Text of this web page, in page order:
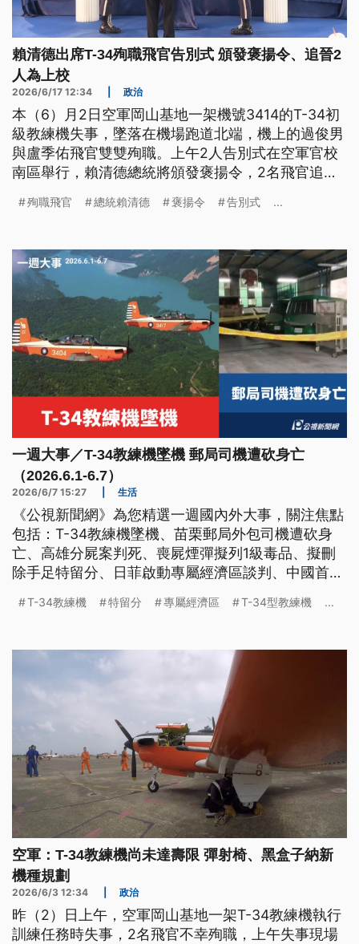
賴清德出席T-34殉職飛官告別式 頒發褒揚令、追晉2
人為上校
2026/6/17 12:34 政治
本（6）月2日空軍岡山基地一架機號3414的T-34初
級教練機失事，墜落在機場跑道北端，機上的過俊男
與盧季佑飛官雙雙殉職。上午2人告別式在空軍官校
南區舉行，賴清德總統將頒發褒揚令，2名飛官追晉
飛越會場上空，以軍事傳統缺席隊形衝場向飛官致
殉職飛官 總統賴清德 褒揚令 告別式 ...
一週大事／T-34教練機墜機 郵局司機遭砍身亡
（2026.6.1-6.7）
2026/6/7 15:27 生活
《公視新聞網》為您精選一週國內外大事，關注焦點
包括：T-34教練機墜機、苗栗郵局外包司機遭砍身
亡、高雄分屍案判死、喪屍煙彈擬列1級毒品、擬刪
除手足特留分、日菲啟動專屬經濟區談判、中國首禁
T-34教練機 特留分 專屬經濟區 T-34型教練機 ...
空軍：T-34教練機尚未達壽限 彈射椅、黑盒子納新
機種規劃
2026/6/3 12:34 政治
昨（2）日上午，空軍岡山基地一架T-34教練機執行
訓練任務時失事，2名飛官不幸殉職，上午失事現場